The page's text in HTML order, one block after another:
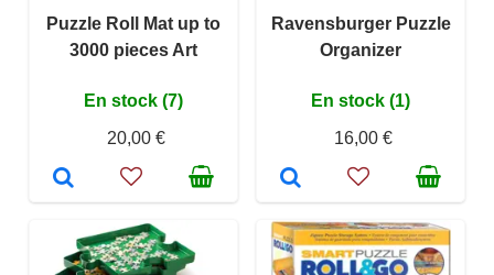
Puzzle Roll Mat up to
3000 pieces Art
En stock (7)
20,00 €
Ravensburger Puzzle
Organizer
En stock (1)
16,00 €